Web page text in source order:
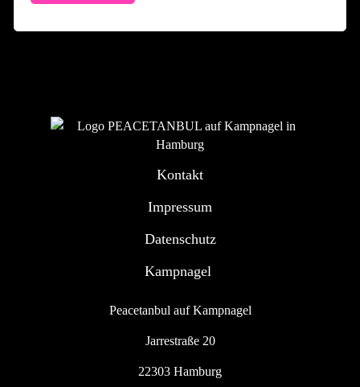
Kontakt
Impressum
Datenschutz
Kampnagel
Peacetanbul auf Kampnagel
Jarrestraße 20
22303 Hamburg